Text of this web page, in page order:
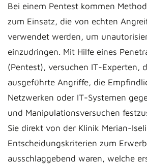
Bei einem Pentest kommen
zum Einsatz, die von echten
verwendet werden, um
einzudringen. Mit Hilfe eines
(Pentest), versuchen IT-Experten,
ausgeführte Angriffe, die
Netzwerken oder IT-Systemen
und Manipulationsversuchen
Sie direkt von der Klinik Merian-
Entscheidungskriterien zum
ausschlaggebend waren, welche